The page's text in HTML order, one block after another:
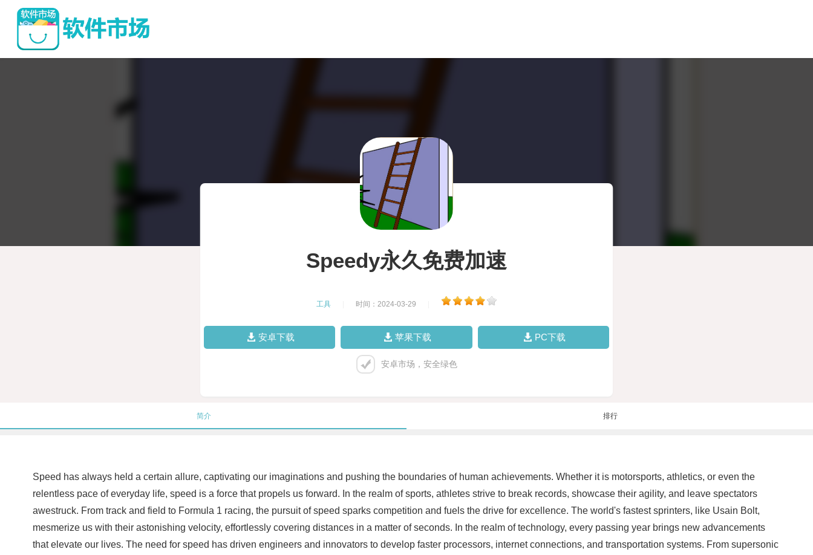
Speedy永久免费加速
工具 时间：2024-03-29
安卓下载 苹果下载 PC下载
安卓市场，安全绿色
简介 排行
Speed has always held a certain allure, captivating our imaginations and pushing the boundaries of human achievements. Whether it is motorsports, athletics, or even the
relentless pace of everyday life, speed is a force that propels us forward. In the realm of sports, athletes strive to break records, showcase their agility, and leave spectators
awestruck. From track and field to Formula 1 racing, the pursuit of speed sparks competition and fuels the drive for excellence. The world's fastest sprinters, like Usain Bolt,
mesmerize us with their astonishing velocity, effortlessly covering distances in a matter of seconds. In the realm of technology, every passing year brings new advancements
that elevate our lives. The need for speed has driven engineers and innovators to develop faster processors, internet connections, and transportation systems. From supersonic